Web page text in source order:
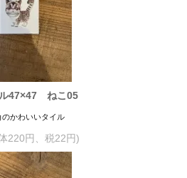
ル47×47 ねこ05
のかわいいタイル
220円、税22円)